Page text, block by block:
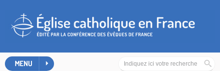
MENU